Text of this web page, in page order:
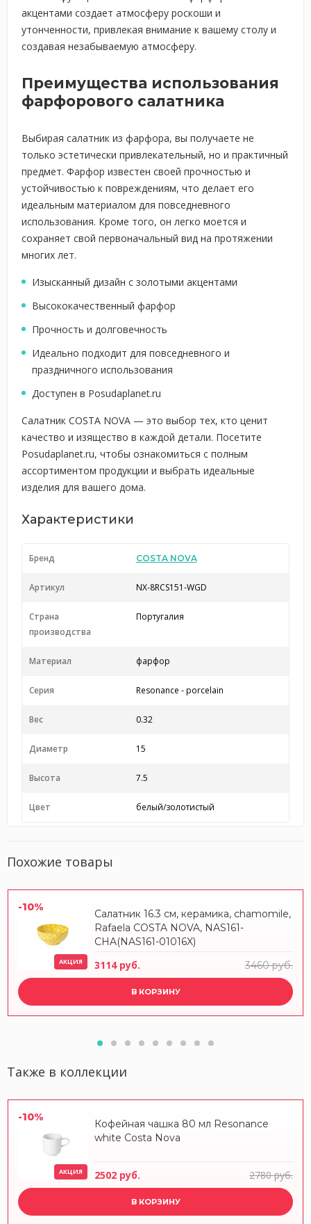
акцентами создает атмосферу роскоши и
утонченности, привлекая внимание к вашему столу и
создавая незабываемую атмосферу.
Преимущества использования
фарфорового салатника
Выбирая салатник из фарфора, вы получаете не
только эстетически привлекательный, но и практичный
предмет. Фарфор известен своей прочностью и
устойчивостью к повреждениям, что делает его
идеальным материалом для повседневного
использования. Кроме того, он легко моется и
сохраняет свой первоначальный вид на протяжении
многих лет.
Изысканный дизайн с золотыми акцентами
Высококачественный фарфор
Прочность и долговечность
Идеально подходит для повседневного и
праздничного использования
Доступен в Posudaplanet.ru
Салатник COSTA NOVA — это выбор тех, кто ценит
качество и изящество в каждой детали. Посетите
Posudaplanet.ru, чтобы ознакомиться с полным
ассортиментом продукции и выбрать идеальные
изделия для вашего дома.
Характеристики
Бренд COSTA NOVA
Артикул NX-8RCS151-WGD
Страна
производства
Португалия
Материал фарфор
Серия Resonance - porcelain
Вес 0.32
Диаметр 15
Высота 7.5
Цвет белый/золотистый
Похожие товары
-10%
АКЦИЯ
Салатник 16.3 см, керамика, chamomile,
Rafaela COSTA NOVA, NAS161-
CHA(NAS161-01016X)
3114 руб. 3460 руб.
В КОРЗИНУ
Также в коллекции
-10%
АКЦИЯ
Кофейная чашка 80 мл Resonance
white Costa Nova
2502 руб. 2780 руб.
В КОРЗИНУ